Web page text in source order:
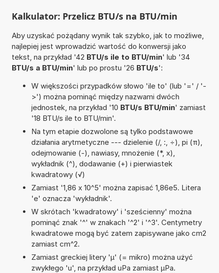
Kalkulator: Przelicz BTU/s na BTU/min
Aby uzyskać pożądany wynik tak szybko, jak to możliwe,
najlepiej jest wprowadzić wartość do konwersji jako
tekst, na przykład '42 BTU/s ile to BTU/min' lub '34
BTU/s a BTU/min' lub po prostu '26 BTU/s':
W większości przypadków słowo 'ile to' (lub '=' / '-
>') można pominąć między nazwami dwóch
jednostek, na przykład '10 BTU/s BTU/min' zamiast
'18 BTU/s ile to BTU/min'.
Na tym etapie dozwolone są tylko podstawowe
działania arytmetyczne --- dzielenie (/, :, ÷), pi (π),
odejmowanie (-), nawiasy, mnożenie (*, x),
wykładnik (^), dodawanie (+) i pierwiastek
kwadratowy (√)
Zamiast '1,86 x 10^5' można zapisać 1,86e5. Litera
'e' oznacza 'wykładnik'.
W skrótach 'kwadratowy' i 'sześcienny' można
pominąć znak '^' w znakach '^2' i '^3'. Centymetry
kwadratowe mogą być zatem zapisywane jako cm2
zamiast cm^2.
Zamiast greckiej litery 'µ' (= mikro) można użyć
zwykłego 'u', na przykład uPa zamiast µPa.